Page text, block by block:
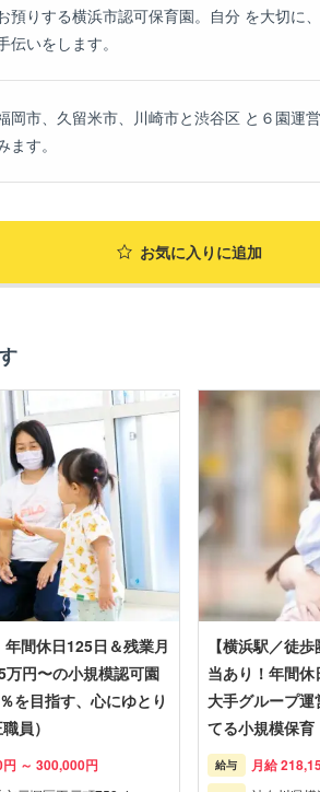
預りする横浜市認可保育園。自分 を大切
いをします。
岡市、久留米市、川崎市と渋谷区 と６園
す。
お気に入り に追加
年間休日125日＆残業月
円〜の小規模認可園
を目指す、心にゆとり
員）
～ 300,000円
【横浜駅／徒
当あり！年間
大手グループ
てる小規模保育
給与 月給